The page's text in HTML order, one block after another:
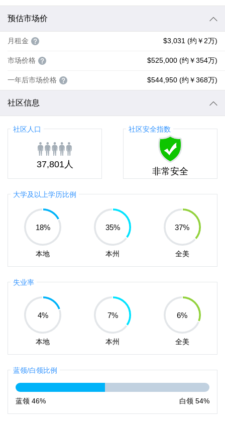
预估市场价
月租金 $3,031 (约￥2万)
市场价格 $525,000 (约￥354万)
一年后市场价格 $544,950 (约￥368万)
社区信息
社区人口
37,801人
社区安全指数
非常安全
大学及以上学历比例
18%
本地
35%
本州
37%
全美
失业率
4%
本地
7%
本州
6%
全美
蓝领/白领比例
蓝领 46% 白领 54%